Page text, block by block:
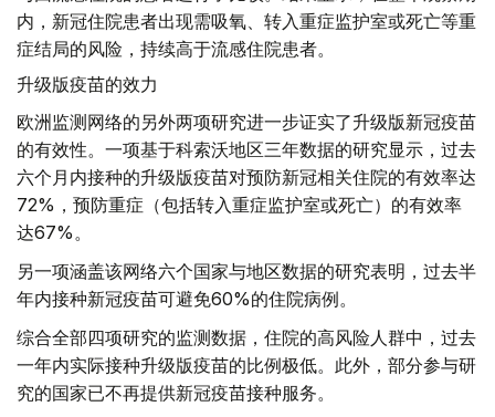
内，新冠住院患者出现需吸氧、转入重症监护室或死亡等重
症结局的风险，持续高于流感住院患者。
升级版疫苗的效力
欧洲监测网络的另外两项研究进一步证实了升级版新冠疫苗
的有效性。一项基于科索沃地区三年数据的研究显示，过去
六个月内接种的升级版疫苗对预防新冠相关住院的有效率达
72%，预防重症（包括转入重症监护室或死亡）的有效率
达67%。
另一项涵盖该网络六个国家与地区数据的研究表明，过去半
年内接种新冠疫苗可避免60%的住院病例。
综合全部四项研究的监测数据，住院的高风险人群中，过去
一年内实际接种升级版疫苗的比例极低。此外，部分参与研
究的国家已不再提供新冠疫苗接种服务。